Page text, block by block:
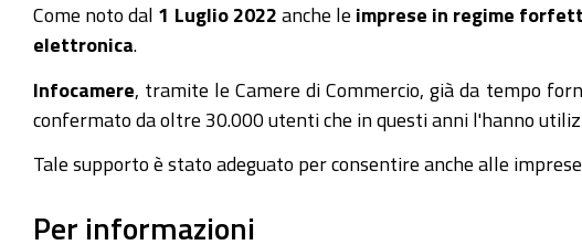
Come noto dal 1 Luglio 2022 anche le imprese in regime
elettronica
Infocamere , tramite le Camere di Commercio, già da tempo
confermato da oltre 30.000 utenti che in questi anni l'hanno
Tale supporto è stato adeguato per consentire anche alle
Per informazioni